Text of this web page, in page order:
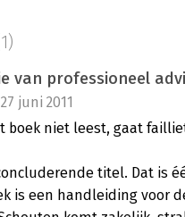
van professioneel
juni 2011
boek niet leest, gaat
titel. Dat is
is een handleiding voor